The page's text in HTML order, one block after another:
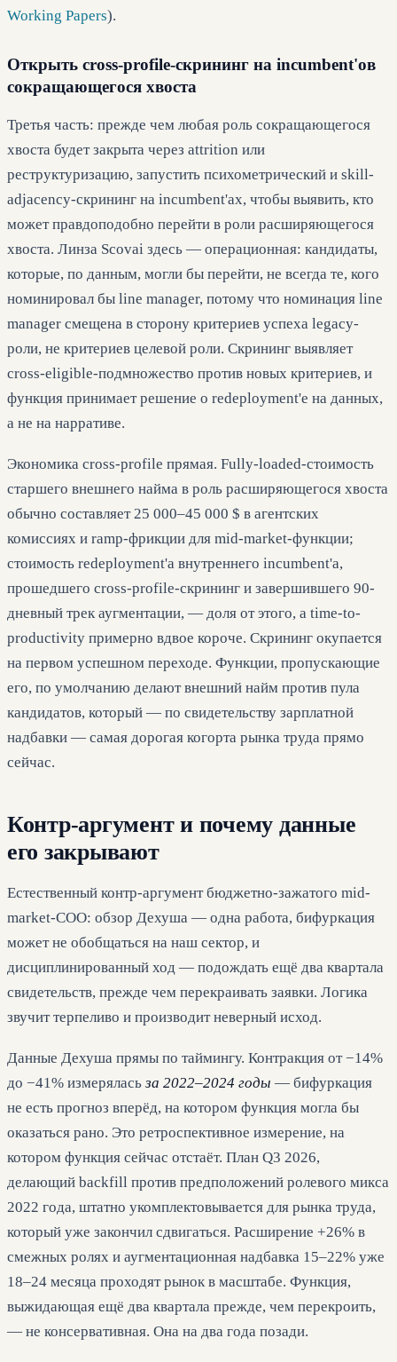
Working Papers).
Открыть cross-profile-скрининг на incumbent'ов
сокращающегося хвоста
Третья часть: прежде чем любая роль сокращающегося
хвоста будет закрыта через attrition или
реструктуризацию, запустить психометрический и skill-
adjacency-скрининг на incumbent'ах, чтобы выявить, кто
может правдоподобно перейти в роли расширяющегося
хвоста. Линза Scovai здесь — операционная: кандидаты,
которые, по данным, могли бы перейти, не всегда те, кого
номинировал бы line manager, потому что номинация line
manager смещена в сторону критериев успеха legacy-
роли, не критериев целевой роли. Скрининг выявляет
cross-eligible-подмножество против новых критериев, и
функция принимает решение о redeployment'е на данных,
а не на нарративе.
Экономика cross-profile прямая. Fully-loaded-стоимость
старшего внешнего найма в роль расширяющегося хвоста
обычно составляет 25 000–45 000 $ в агентских
комиссиях и ramp-фрикции для mid-market-функции;
стоимость redeployment'а внутреннего incumbent'а,
прошедшего cross-profile-скрининг и завершившего 90-
дневный трек аугментации, — доля от этого, а time-to-
productivity примерно вдвое короче. Скрининг окупается
на первом успешном переходе. Функции, пропускающие
его, по умолчанию делают внешний найм против пула
кандидатов, который — по свидетельству зарплатной
надбавки — самая дорогая когорта рынка труда прямо
сейчас.
Контр-аргумент и почему данные
его закрывают
Естественный контр-аргумент бюджетно-зажатого mid-
market-COO: обзор Дехуша — одна работа, бифуркация
может не обобщаться на наш сектор, и
дисциплинированный ход — подождать ещё два квартала
свидетельств, прежде чем перекраивать заявки. Логика
звучит терпеливо и производит неверный исход.
Данные Дехуша прямы по таймингу. Контракция от −14%
до −41% измерялась за 2022–2024 годы — бифуркация
не есть прогноз вперёд, на котором функция могла бы
оказаться рано. Это ретроспективное измерение, на
котором функция сейчас отстаёт. План Q3 2026,
делающий backfill против предположений ролевого микса
2022 года, штатно укомплектовывается для рынка труда,
который уже закончил сдвигаться. Расширение +26% в
смежных ролях и аугментационная надбавка 15–22% уже
18–24 месяца проходят рынок в масштабе. Функция,
выжидающая ещё два квартала прежде, чем перекроить,
— не консервативная. Она на два года позади.